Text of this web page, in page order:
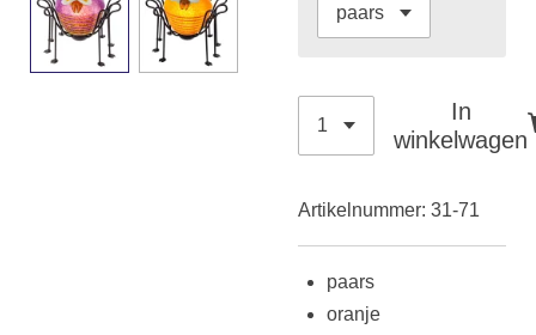
In
winkelwagen
Artikelnummer: 31-71
paars
oranje